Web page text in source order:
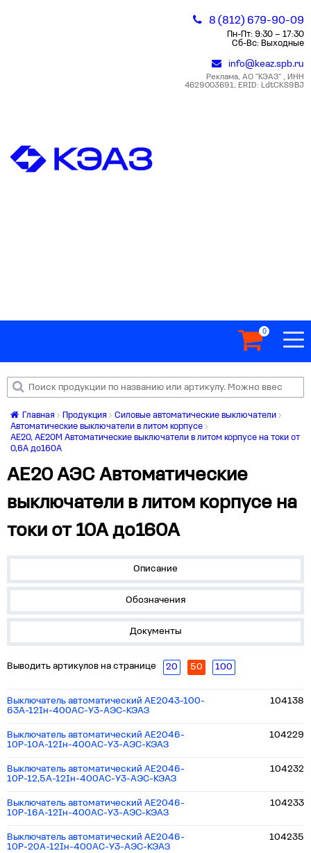
8 (812) 679-90-09
Пн-Пт: 9:30 – 17:30
Сб-Вс: Выходные
info@keaz.spb.ru
Реклама, АО "КЭАЗ" , ИНН
4629003691, ERID: LdtCKS9BJ
0
Главная Продукция
Силовые автоматические выключатели
Автоматические выключатели в литом корпусе
АЕ20, АЕ20М Автоматические выключатели в литом корпусе на токи от
0,6А до160А
АЕ20 АЭС Автоматические
выключатели в литом корпусе на
токи от 10А до160А
Описание
Обозначения
Документы
Выводить артикулов на странице 20 50 100
Выключатель автоматический АЕ2043-100-
63А-12Iн-400AC-У3-АЭС-КЭАЗ
104138
Выключатель автоматический АЕ2046-
10Р-10А-12Iн-400AC-У3-АЭС-КЭАЗ
104229
Выключатель автоматический АЕ2046-
10Р-12,5А-12Iн-400AC-У3-АЭС-КЭАЗ
104232
Выключатель автоматический АЕ2046-
10Р-16А-12Iн-400AC-У3-АЭС-КЭАЗ
104233
Выключатель автоматический АЕ2046-
10Р-20А-12Iн-400AC-У3-АЭС-КЭАЗ
104235